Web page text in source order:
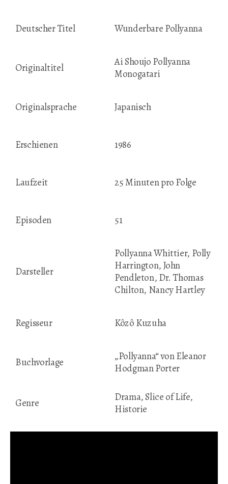
Deutscher Titel Wunderbare Pollyanna
Originaltitel
Ai Shoujo Pollyanna
Monogatari
Originalsprache Japanisch
Erschienen 1986
Laufzeit 25 Minuten pro Folge
Episoden 51
Darsteller
Pollyanna Whittier, Polly
Harrington, John
Pendleton, Dr. Thomas
Chilton, Nancy Hartley
Regisseur Kôzô Kuzuha
Buchvorlage
„Pollyanna“ von Eleanor
Hodgman Porter
Genre
Drama, Slice of Life,
Historie